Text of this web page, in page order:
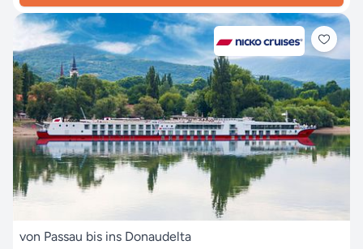
von Passau bis ins Donaudelta